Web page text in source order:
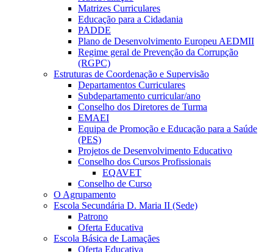
Matrizes Curriculares
Educação para a Cidadania
PADDE
Plano de Desenvolvimento Europeu AEDMII
Regime geral de Prevenção da Corrupção
(RGPC)
Estruturas de Coordenação e Supervisão
Departamentos Curriculares
Subdepartamento curricular/ano
Conselho dos Diretores de Turma
EMAEI
Equipa de Promoção e Educação para a Saúde
(PES)
Projetos de Desenvolvimento Educativo
Conselho dos Cursos Profissionais
EQAVET
Conselho de Curso
O Agrupamento
Escola Secundária D. Maria II (Sede)
Patrono
Oferta Educativa
Escola Básica de Lamaçães
Oferta Educativa